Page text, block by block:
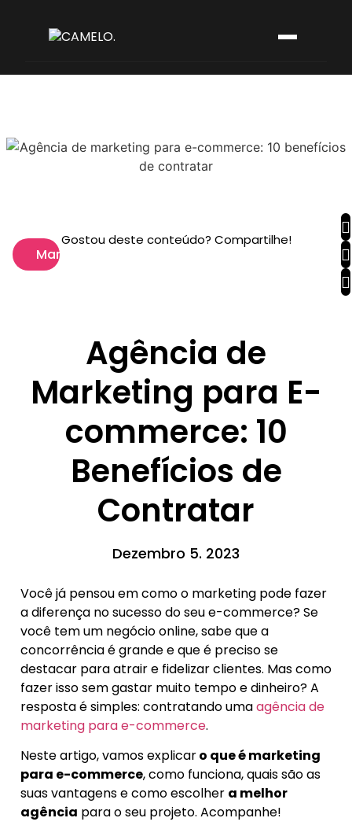
Marketing
Gostou deste conteúdo? Compartilhe!
Agência de
Marketing para E-
commerce: 10
Benefícios de
Contratar
Dezembro 5. 2023
Você já pensou em como o marketing pode fazer
a diferença no sucesso do seu e-commerce? Se
você tem um negócio online, sabe que a
concorrência é grande e que é preciso se
destacar para atrair e fidelizar clientes. Mas como
fazer isso sem gastar muito tempo e dinheiro? A
resposta é simples: contratando umaagência de
marketing para e-commerce.
Neste artigo, vamos explicaro que é marketing
para e-commerce, como funciona, quais são as
suas vantagens e como escolher a melhor
agência para o seu projeto. Acompanhe!